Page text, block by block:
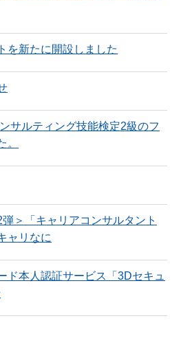
を新たに開設しました
サルティング技能検定2級のフ
。
＞「キャリアコンサルタント
ャリなに
ド本人認証サービス「3Dセキュ